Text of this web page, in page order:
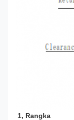
1, Rangka